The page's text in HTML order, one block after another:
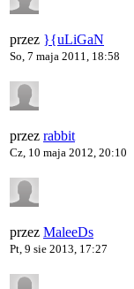
przez }{uLiGaN
So, 7 maja 2011, 18:58
przez rabbit
Cz, 10 maja 2012, 20:10
przez MaleeDs
Pt, 9 sie 2013, 17:27